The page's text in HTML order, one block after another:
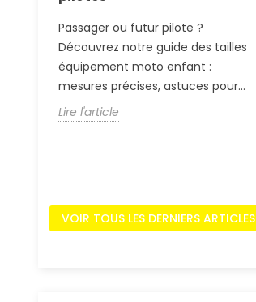
Passager ou futur pilote ?
Découvrez notre guide des tailles
équipement moto enfant :
mesures précises, astuces pour...
Lire l'article
VOIR TOUS LES DERNIERS ARTICLES